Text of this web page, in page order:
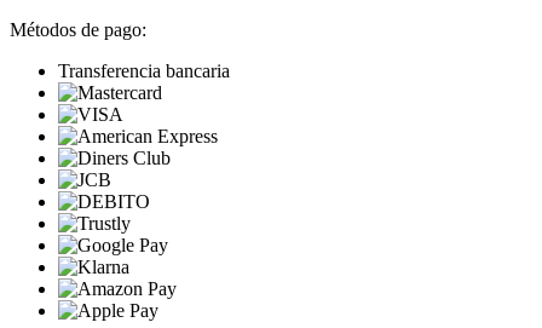
Métodos de pago:
Transferencia bancaria